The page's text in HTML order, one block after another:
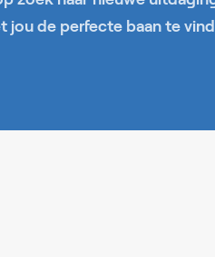
jou de perfecte baan te